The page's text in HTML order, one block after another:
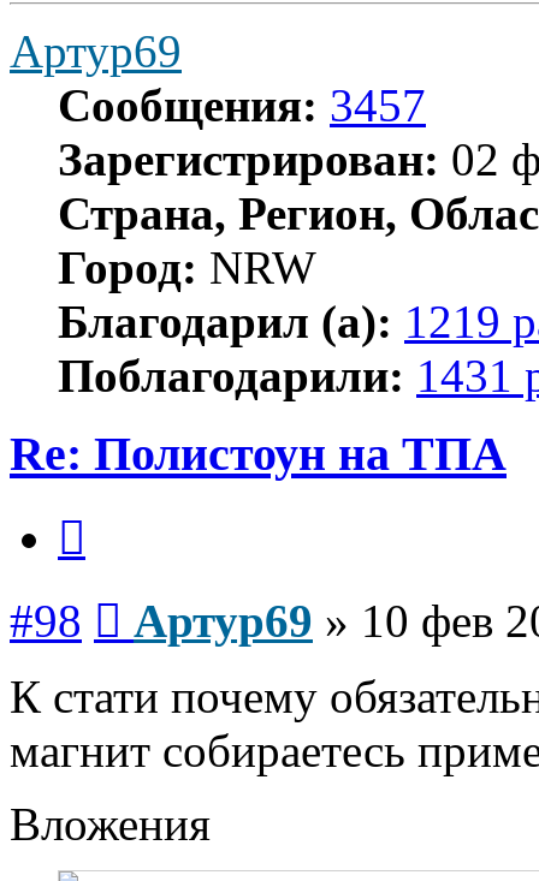
Артур69
Сообщения: 3457
Зарегистрирован: 02
Страна, Регион,
Город: NRW
Благодарил (а): 1219
Поблагодарили: 1431
Re: Полистоун на ТПА
#98 Артур69 » 10 фев
К стати почему
магнит собираетесь
Вложения